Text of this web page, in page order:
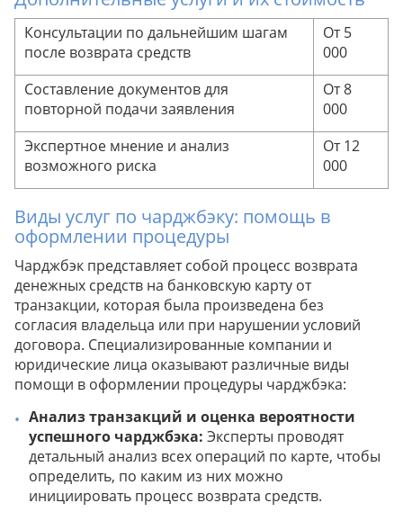
Консультации по дальнейшим шагам
после возврата средств
От 5
000
Составление документов для
повторной подачи заявления
От 8
000
Экспертное мнение и анализ
возможного риска
От 12
000
Виды услуг по чарджбэку: помощь в
оформлении процедуры
Чарджбэк представляет собой процесс возврата
денежных средств на банковскую карту от
транзакции, которая была произведена без
согласия владельца или при нарушении условий
договора. Специализированные компании и
юридические лица оказывают различные виды
помощи в оформлении процедуры чарджбэка:
Анализ транзакций и оценка вероятности
успешного чарджбэка: Эксперты проводят
детальный анализ всех операций по карте, чтобы
определить, по каким из них можно
инициировать процесс возврата средств.